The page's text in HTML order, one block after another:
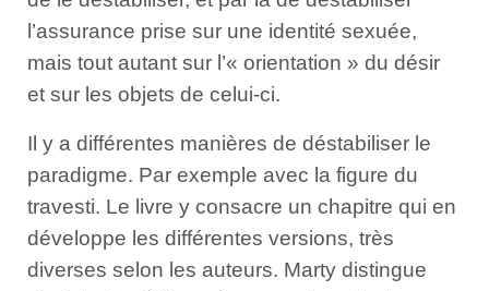
l’assurance prise sur une identité sexuée,
mais tout autant sur l’« orientation » du désir
et sur les objets de celui-ci.
Il y a différentes manières de déstabiliser le
paradigme. Par exemple avec la figure du
travesti. Le livre y consacre un chapitre qui en
développe les différentes versions, très
diverses selon les auteurs. Marty distingue